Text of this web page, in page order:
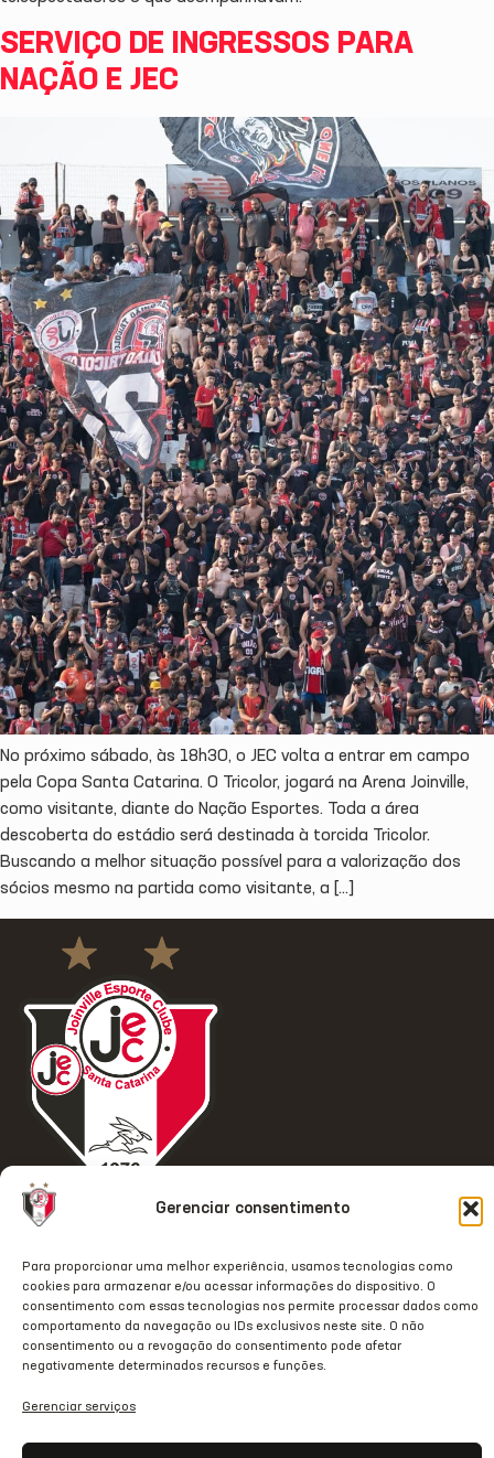
Gerenciar consentimento
Para proporcionar uma melhor experiência, usamos tecnologias como
cookies para armazenar e/ou acessar informações do dispositivo. O
consentimento com essas tecnologias nos permite processar dados como
comportamento da navegação ou IDs exclusivos neste site. O não
consentimento ou a revogação do consentimento pode afetar
negativamente determinados recursos e funções.
Gerenciar serviços
SERVIÇO DE INGRESSOS PARA
NAÇÃO E JEC
No próximo sábado, às 18h30, o JEC volta a entrar em campo
pela Copa Santa Catarina. O Tricolor, jogará na Arena Joinville,
como visitante, diante do Nação Esportes. Toda a área
descoberta do estádio será destinada à torcida Tricolor.
Buscando a melhor situação possível para a valorização dos
sócios mesmo na partida como visitante, a […]
ACESSO
Home
Clube
Estrutura
REDES
Instagram
Facebook
Youtube
OUTRAS
TikTok
Threads
X
Comunicação
Transparência
2026 © Todos os direitos